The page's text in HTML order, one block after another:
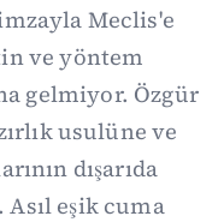
Meclis'e
ve yöntem
gelmiyor. Özgür
usulüne ve
dışarıda
Asıl eşik cuma